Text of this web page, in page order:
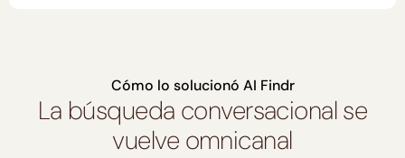
Cómo lo solucionó AI Findr
La búsqueda conversacional se
vuelve omnicanal